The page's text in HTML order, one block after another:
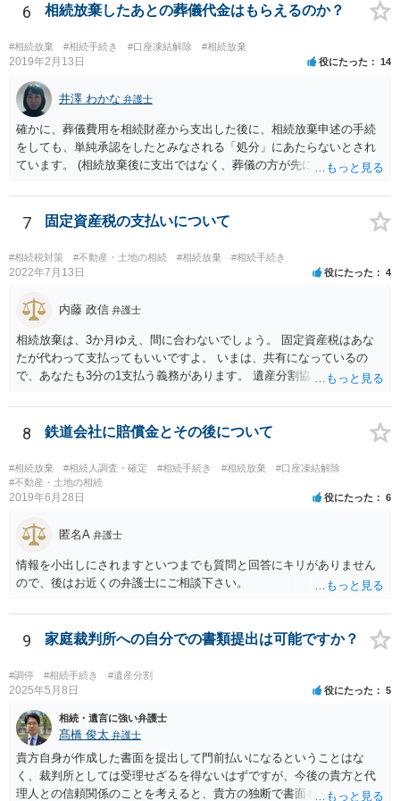
また、全員で相続しても、話し合いの結果、親がすべて相続と決める
こともできます。この場合でも相続の非課税枠は、全員で相続した540
0万円分使えます。 父が亡くなり、母が全部相続すると、母から三人
で相続する際は、4800万円が非課税枠となります。 そうすると、母が
亡くなってから相続すると、両親のどちらかが亡くなってから相続す
るより非課税の枠が減少します。 計画的に相続をするのがおすすめと
いうことになります。これ以外にも気をつける点はあるかもしれませ
んので、一度相談して想定するのがおすすめと思います。
6 相続放棄したあとの葬儀代金はもらえるのか？
#相続放棄 #相続手続き #口座凍結解除 #相続放棄
2019年2月13日 役にたった 14
井澤 わかな 弁護士
確かに、葬儀費用を相続財産から支出した後に、相続放棄申述の手続
をしても、単純承認をしたとみなされる「処分」にあたらないとされ
ています。 (相続放棄後に支出ではなく、葬儀の方が先に来るのが通常
述の手続ということだと思いますが) ただ、葬儀費用ならいくらでもよ
いということではなく、身分相応の、社会的儀式として当然認められ
る程度の金額に留まると考えた方がよいです。 もし、相続人の皆さん
に葬儀費用を支出する経済力がなく、質素な葬儀を行った費用であれ
ば相続財産から支出しても単純承認と認められない可能性が高いの
7 固定資産税の支払いについて
#相続税対策 #不動産・土地の相続 #相続放棄 #相続手続き
2022年7月13日 役にたった 4
内藤 政信 弁護士
相続放棄は、3か月ゆえ、間に合わないでしょう。 固定資産税はあな
たが代わって支払ってもいいですよ。 いまは、共有になっているの
で、あなたも3分の1支払う義務があります。 遺産分割協議をして、不
払い義務があります。
8 鉄道会社に賠償金とその後について
#相続放棄 #相続人調査・確定 #相続手続き #相続放棄
#口座凍結解除
#不動産・土地の相続
2019年6月28日 役にたった 6
匿名A 弁護士
情報を小出しにされますといつまでも質問と回答にキリがありません
ので、後はお近くの弁護士にご相談下さい。
9 家庭裁判所への自分での書類提出は可能ですか？
#調停 #相続手続き #遺産分割
2025年5月8日 役にたった 5
相続・遺言に強い弁護士
髙橋 俊太 弁護士
貴方自身が作成した書面を提出して門前払いになるということはな
く、裁判所としては受理せざるを得ないはずですが、今後の貴方と代
理人との信頼関係のことを考えると、貴方の独断で書面を提出したり